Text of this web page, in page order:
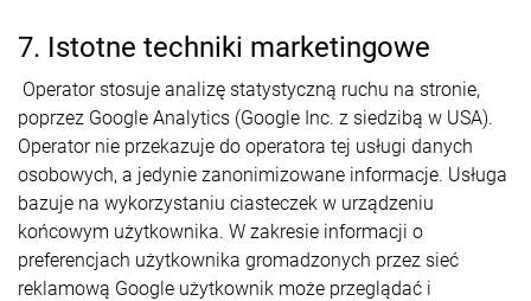
7. Istotne techniki marketingowe
Operator stosuje analizę statystyczną ruchu na stronie,
poprzez Google Analytics (Google Inc. z siedzibą w USA).
Operator nie przekazuje do operatora tej usługi danych
osobowych, a jedynie zanonimizowane informacje. Usługa
bazuje na wykorzystaniu ciasteczek w urządzeniu
końcowym użytkownika. W zakresie informacji o
preferencjach użytkownika gromadzonych przez sieć
reklamową Google użytkownik może przeglądać i